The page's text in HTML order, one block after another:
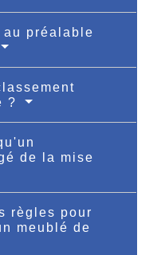
préalable
?
de la mise
règles pour
meublé de